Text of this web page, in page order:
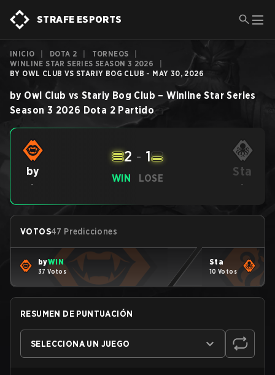
STRAFE ESPORTS
INICIO DOTA 2 TORNEOS
WINLINE STAR SERIES SEASON 3 2026
BY OWL CLUB VS STARIY BOG CLUB - MAY 30, 2026
by Owl Club vs Stariy Bog Club –Winline Star Series
Season 3 2026 Dota 2 Partido
by
-
WIN
2 - 1
LOSE Sta
-
VOTOS47 Predicciones
byWIN
37 Votos
Sta
10 Votos
RESUMEN DE PUNTUACIÓN
SELECCIONA UN JUEGO